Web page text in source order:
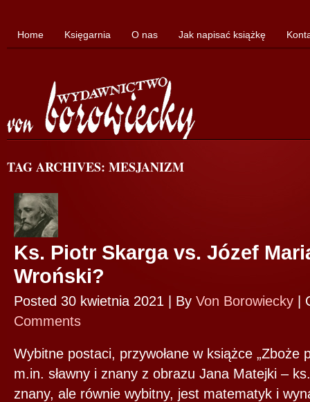
Home Księgarnia O nas Jak napisać książkę
TAG ARCHIVES: MESJANIZM
Ks. Piotr Skarga vs. Józef
Wroński?
Posted 30 kwietnia 2021 | By Von Borowiecky
Comments
Wybitne postaci, przywołane w książce „Zboże
m.in. sławny i znany z obrazu Jana Matejki –
znany, ale równie wybitny, jest matematyk i